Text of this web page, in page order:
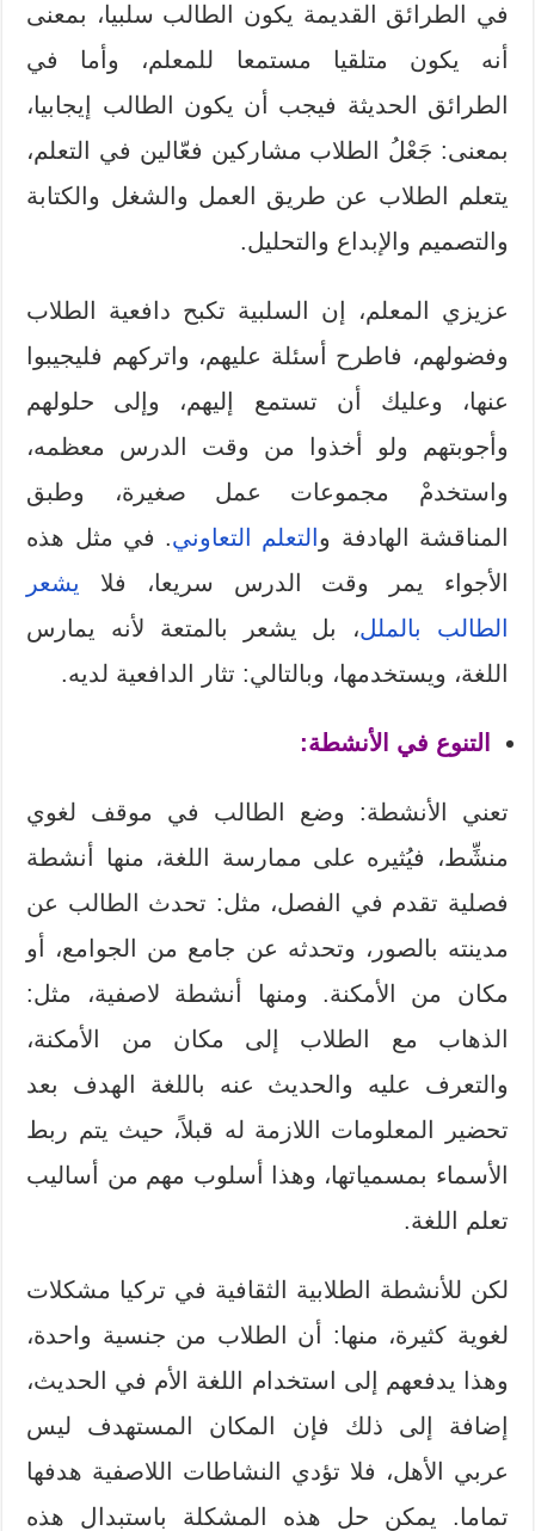
في الطرائق القديمة يكون الطالب سلبيا، بمعنى
أنه يكون متلقيا مستمعا للمعلم، وأما في
الطرائق الحديثة فيجب أن يكون الطالب إيجابيا،
بمعنى: جَعْلُ الطلاب مشاركين فعّالين في التعلم،
يتعلم الطلاب عن طريق العمل والشغل والكتابة
والتصميم والإبداع والتحليل.
عزيزي المعلم، إن السلبية تكبح دافعية الطلاب
وفضولهم، فاطرح أسئلة عليهم، واتركهم فليجيبوا
عنها، وعليك أن تستمع إليهم، وإلى حلولهم
وأجوبتهم ولو أخذوا من وقت الدرس معظمه،
واستخدمْ مجموعات عمل صغيرة، وطبق
المناقشة الهادفة و التعلم التعاوني. في مثل هذه
الأجواء يمر وقت الدرس سريعا، فلا
يشعر
الطالب بالملل، بل يشعر بالمتعة لأنه يمارس
اللغة، ويستخدمها، وبالتالي: تثار الدافعية لديه.
التنوع في الأنشطة:
تعني الأنشطة: وضع الطالب في موقف لغوي
منشِّط، فيُثيره على ممارسة اللغة، منها أنشطة
فصلية تقدم في الفصل، مثل: تحدث الطالب عن
مدينته بالصور، وتحدثه عن جامع من الجوامع، أو
مكان من الأمكنة. ومنها أنشطة لاصفية، مثل:
الذهاب مع الطلاب إلى مكان من الأمكنة،
والتعرف عليه والحديث عنه باللغة الهدف بعد
تحضير المعلومات اللازمة له قبلاً، حيث يتم ربط
الأسماء بمسمياتها، وهذا أسلوب مهم من أساليب
تعلم اللغة.
لكن للأنشطة الطلابية الثقافية في تركيا مشكلات
لغوية كثيرة، منها: أن الطلاب من جنسية واحدة،
وهذا يدفعهم إلى استخدام اللغة الأم في الحديث،
إضافة إلى ذلك فإن المكان المستهدف ليس
عربي الأهل، فلا تؤدي النشاطات اللاصفية هدفها
تماما. يمكن حل هذه المشكلة باستبدال هذه